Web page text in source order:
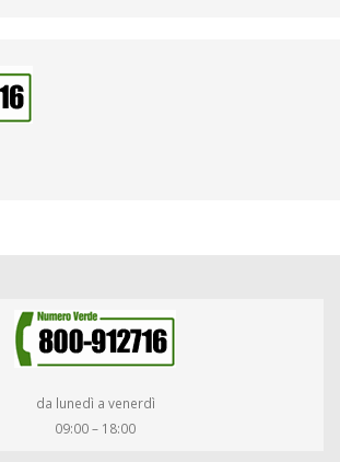
da lunedì a venerdì
09:00 – 18:00